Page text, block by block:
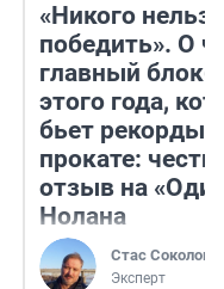
«Никого нельзя
победить». О
главный
этого года,
бьет рекорды в
прокате:
отзыв на
Нолана
Стас Соколов
Эксперт